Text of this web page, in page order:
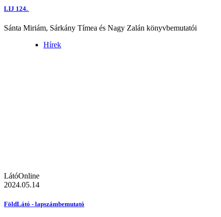
LIJ 124.
Sánta Miriám, Sárkány Tímea és Nagy Zalán könyvbemutatói
Hírek
LátóOnline
2024.05.14
FöldLátó - lapszámbemutató